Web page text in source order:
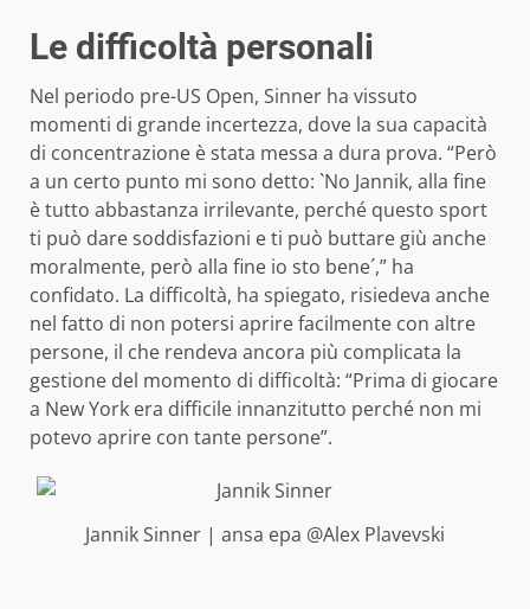
Le difficoltà personali
Nel periodo pre-US Open, Sinner ha vissuto
momenti di grande incertezza, dove la sua capacità
di concentrazione è stata messa a dura prova. “Però
a un certo punto mi sono detto: `No Jannik, alla fine
è tutto abbastanza irrilevante, perché questo sport
ti può dare soddisfazioni e ti può buttare giù anche
moralmente, però alla fine io sto bene´,” ha
confidato. La difficoltà, ha spiegato, risiedeva anche
nel fatto di non potersi aprire facilmente con altre
persone, il che rendeva ancora più complicata la
gestione del momento di difficoltà: “Prima di giocare
a New York era difficile innanzitutto perché non mi
potevo aprire con tante persone”.
Jannik Sinner | ansa epa @Alex Plavevski